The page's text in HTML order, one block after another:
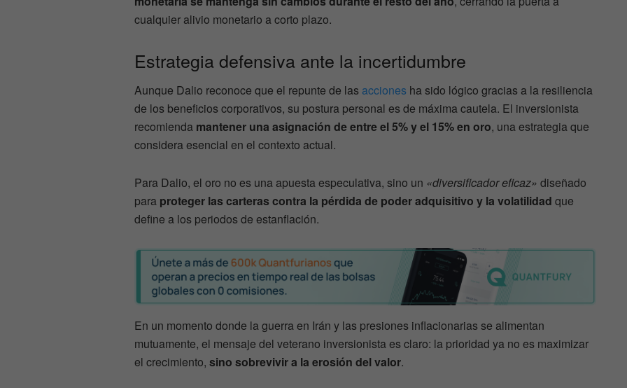
cualquier alivio monetario a corto plazo.
Estrategia defensiva ante la incertidumbre
Aunque Dalio reconoce que el repunte de las acciones ha sido lógico gracias a la resiliencia
de los beneficios corporativos, su postura personal es de máxima cautela. El inversionista
recomienda mantener una asignación de entre el 5% y el 15% en oro, una estrategia que
considera esencial en el contexto actual.
Para Dalio, el oro no es una apuesta especulativa, sino un «diversificador eficaz» diseñado
para proteger las carteras contra la pérdida de poder adquisitivo y la volatilidad que
define a los periodos de estanflación.
En un momento donde la guerra en Irán y las presiones inflacionarias se alimentan
mutuamente, el mensaje del veterano inversionista es claro: la prioridad ya no es maximizar
el crecimiento, sino sobrevivir a la erosión del valor.